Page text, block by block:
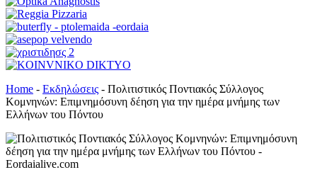
Home - Εκδηλώσεις - Πολιτιστικός Ποντιακός Σύλλογος
Κομνηνών: Επιμνημόσυνη δέηση για την ημέρα μνήμης των
Ελλήνων του Πόντου